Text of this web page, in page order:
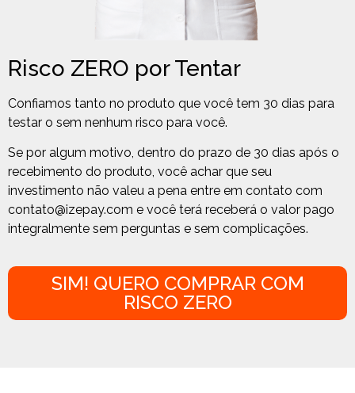
Risco ZERO por Tentar
Confiamos tanto no produto que você tem 30 dias para
testar o sem nenhum risco para você.
Se por algum motivo, dentro do prazo de 30 dias após o
recebimento do produto, você achar que seu
investimento não valeu a pena entre em contato com
contato@izepay.com e você terá receberá o valor pago
integralmente sem perguntas e sem complicações.
SIM! QUERO COMPRAR COM
RISCO ZERO